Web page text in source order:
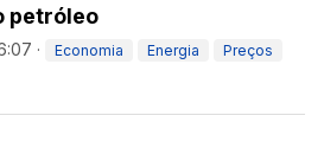
petróleo
· Economia Energia Preços